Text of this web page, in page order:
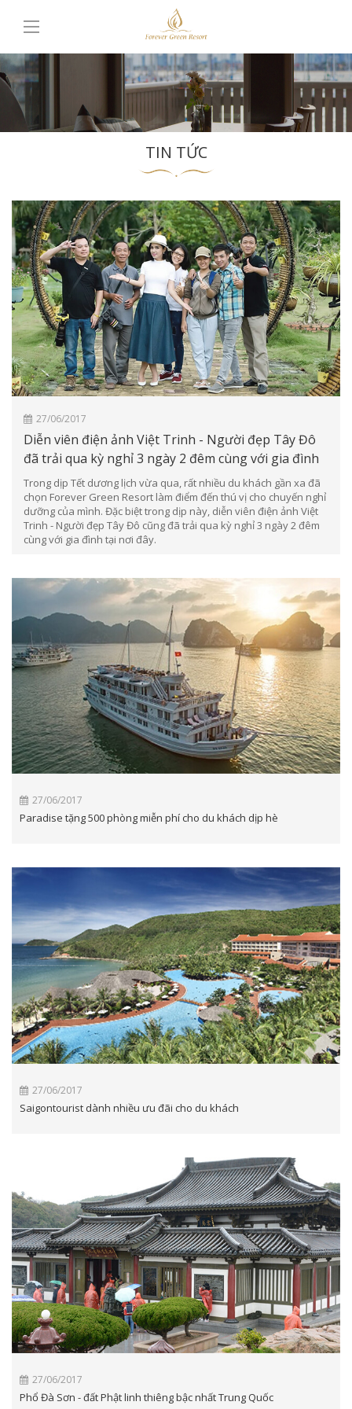
TIN TỨC
27/06/2017
Diễn viên điện ảnh Việt Trinh - Người đẹp Tây Đô
đã trải qua kỳ nghỉ 3 ngày 2 đêm cùng với gia đình
Trong dịp Tết dương lịch vừa qua, rất nhiều du khách gần xa đã
chọn Forever Green Resort làm điểm đến thú vị cho chuyến nghỉ
dưỡng của mình. Đặc biệt trong dịp này, diễn viên điện ảnh Việt
Trinh - Người đẹp Tây Đô cũng đã trải qua kỳ nghỉ 3 ngày 2 đêm
cùng với gia đình tại nơi đây.
27/06/2017
Paradise tặng 500 phòng miễn phí cho du khách dịp hè
27/06/2017
Saigontourist dành nhiều ưu đãi cho du khách
27/06/2017
Phổ Đà Sơn - đất Phật linh thiêng bậc nhất Trung Quốc